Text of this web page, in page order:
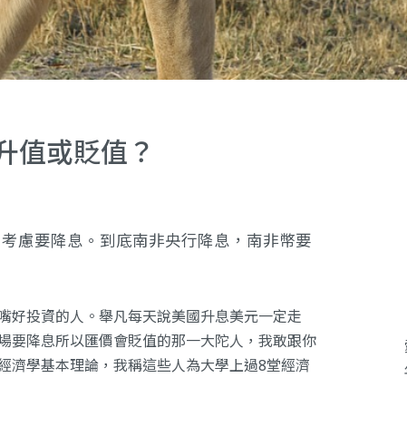
值或貶值？
慮要降息。到底南非央行降息，南非幣要
好投資的人。舉凡每天說美國升息美元一定走
要降息所以匯價會貶值的那一大陀人，我敢跟你
濟學基本理論，我稱這些人為大學上過8堂經濟